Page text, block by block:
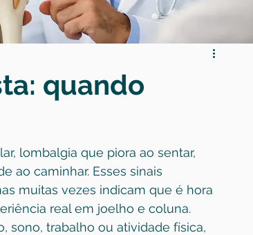
quando
lombalgia que piora ao sentar,
ao caminhar. Esses sinais
muitas vezes indicam que é hora
real em joelho e coluna.
sono, trabalho ou atividade física,